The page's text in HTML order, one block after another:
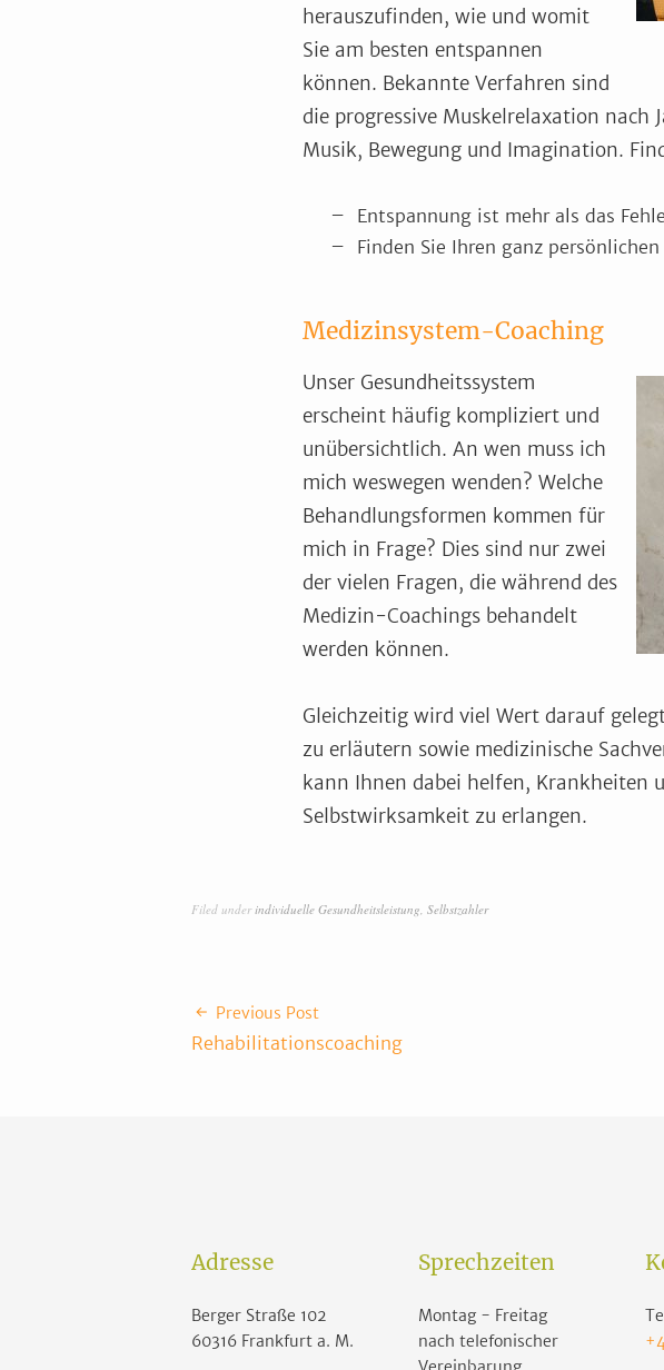
herauszufinden, wie und womit
Sie am besten entspannen
können. Bekannte Verfahren sind
die progressive Muskelrelaxation nach
Musik, Bewegung und Imagination.
Entspannung ist mehr als das
Finden Sie Ihren ganz
Medizinsystem-Coaching
Unser Gesundheitssystem
erscheint häufig kompliziert und
unübersichtlich. An wen muss ich
mich weswegen wenden? Welche
Behandlungsformen kommen für
mich in Frage? Dies sind nur zwei
der vielen Fragen, die während des
Medizin-Coachings behandelt
werden können.
Gleichzeitig wird viel Wert darauf
zu erläutern sowie medizinische
kann Ihnen dabei helfen, Krankheiten
Selbstwirksamkeit zu erlangen.
Filed underindividuelle Gesundheitsleistung, Selbstzahler
Previous Post
Rehabilitationscoaching
Adresse
Berger Straße 102
60316 Frankfurt a. M.
Sprechzeiten
Montag - Freitag
nach telefonischer